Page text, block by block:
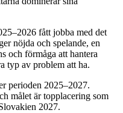
fått jobba med det
nöjda och spelande, en
och förmåga att hantera
typ av problem att ha.
perioden 2025–2027.
målet är topplacering som
2027.